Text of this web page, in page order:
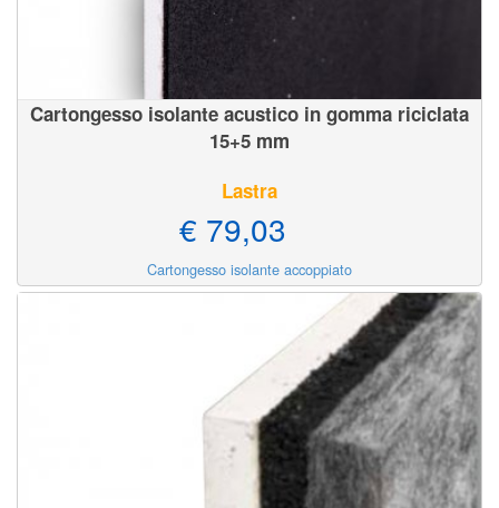
Cartongesso isolante acustico in gomma riciclata
15+5 mm
Lastra
€ 79,03
Cartongesso isolante accoppiato